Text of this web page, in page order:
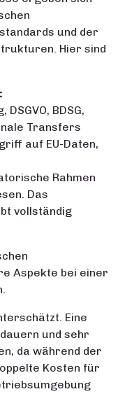
und der
Hier sind
BDSG,
Transfers
auf EU-Daten,
Rahmen
Das
vollständig
Aspekte bei einer
Eine
und sehr
da während der
Kosten für